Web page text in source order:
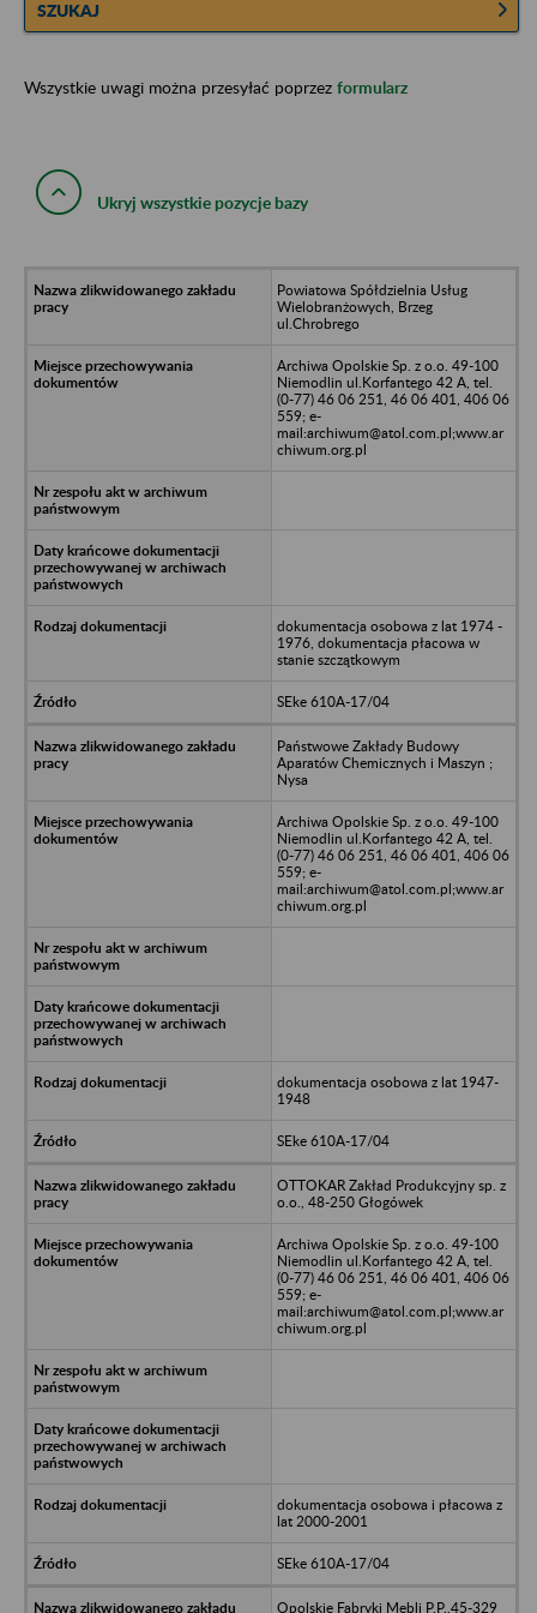
SZUKAJ
Wszystkie uwagi można przesyłać poprzez formularz
Ukryj wszystkie pozycje bazy
Powiatowa Spółdzielnia Usług
Wielobranżowych, Brzeg
ul.Chrobrego
Archiwa Opolskie Sp. z o.o. 49-100
Niemodlin ul.Korfantego 42 A, tel.
(0-77) 46 06 251, 46 06 401, 406 06
559; e-
mail:archiwum@atol.com.pl;www.ar
chiwum.org.pl
dokumentacja osobowa z lat 1974 -
1976, dokumentacja płacowa w
stanie szczątkowym
SEke 610A-17/04
Państwowe Zakłady Budowy
Aparatów Chemicznych i Maszyn ;
Nysa
Archiwa Opolskie Sp. z o.o. 49-100
Niemodlin ul.Korfantego 42 A, tel.
(0-77) 46 06 251, 46 06 401, 406 06
559; e-
mail:archiwum@atol.com.pl;www.ar
chiwum.org.pl
dokumentacja osobowa z lat 1947-
1948
SEke 610A-17/04
OTTOKAR Zakład Produkcyjny sp. z
o.o., 48-250 Głogówek
Archiwa Opolskie Sp. z o.o. 49-100
Niemodlin ul.Korfantego 42 A, tel.
(0-77) 46 06 251, 46 06 401, 406 06
559; e-
mail:archiwum@atol.com.pl;www.ar
chiwum.org.pl
dokumentacja osobowa i płacowa z
lat 2000-2001
SEke 610A-17/04
Opolskie Fabryki Mebli P.P.,45-329